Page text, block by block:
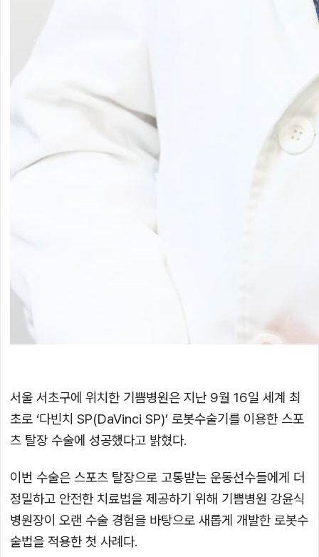
서울 서초구에 위치한 기쁨병원은 지난 9월 16일 세계 최
초로 ‘다빈치 SP(DaVinci SP)’ 로봇수술기를 이용한 스포
츠 탈장 수술에 성공했다고 밝혔다.
이번 수술은 스포츠 탈장으로 고통받는 운동선수들에게 더
정밀하고 안전한 치료법을 제공하기 위해 기쁨병원 강윤식
병원장이 오랜 수술 경험을 바탕으로 새롭게 개발한 로봇수
술법을 적용한 첫 사례다.